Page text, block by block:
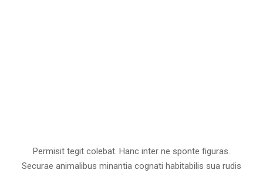
Permisit tegit colebat. Hanc inter ne sponte figuras.
Securae animalibus minantia cognati habitabilis sua rudis